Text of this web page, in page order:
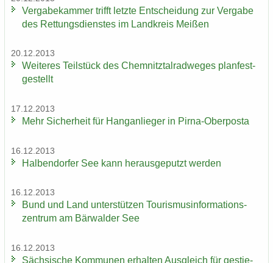
Ver­ga­be­kam­mer trifft letz­te Ent­schei­dung zur Ver­ga­be
des Ret­tungs­diens­tes im Land­kreis Mei­ßen
20.12.2013
Wei­te­res Teil­stück des Chem­nitz­tal­rad­we­ges plan­fest­
ge­stellt
17.12.2013
Mehr Si­cher­heit für Hang­an­lie­ger in Pirna-​Oberposta
16.12.2013
Hal­ben­dor­fer See kann her­aus­ge­putzt wer­den
16.12.2013
Bund und Land un­ter­stüt­zen Tou­ris­mus­in­for­ma­ti­ons­
zen­trum am Bär­wal­der See
16.12.2013
Säch­si­sche Kom­mu­nen er­hal­ten Aus­gleich für ge­stie­